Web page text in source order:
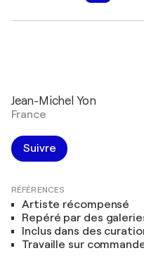
Jean-Michel Yon
France
Suivre
RÉFÉRENCES
Artiste récompensé
Repéré par des
Inclus dans des
Travaille sur